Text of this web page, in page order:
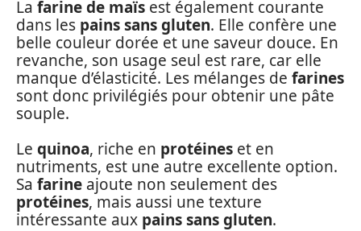
La farine de maïs est également courante
dans les pains sans gluten. Elle confère une
belle couleur dorée et une saveur douce. En
revanche, son usage seul est rare, car elle
manque d’élasticité. Les mélanges de farines
sont donc privilégiés pour obtenir une pâte
souple.
Le quinoa, riche en protéines et en
nutriments, est une autre excellente option.
Sa farine ajoute non seulement des
protéines, mais aussi une texture
intéressante aux pains sans gluten.